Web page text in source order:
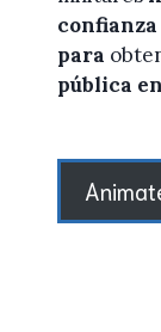
confianza
para
pública